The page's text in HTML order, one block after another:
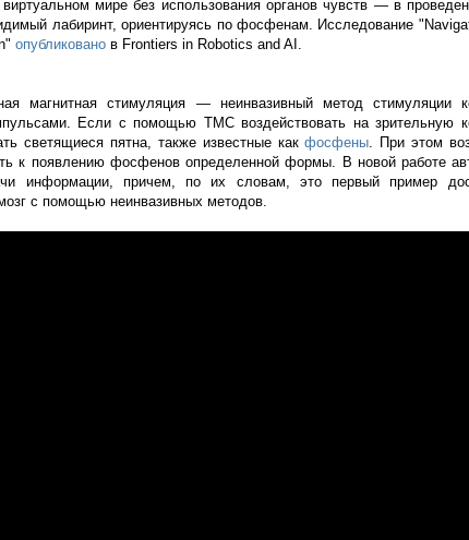
мире без использования органов чувств — в
лабиринт, ориентируясь по фосфенам. Исследование
опубликовано в Frontiers in Robotics and AI.
магнитная стимуляция — неинвазивный метод стимуляции
Если с помощью ТМС воздействовать на зрительную
светящиеся пятна, также известные какфосфены. При этом
к появлению фосфенов определенной формы. В новой работе
информации, причем, по их словам, это первый пример
с помощью неинвазивных методов.